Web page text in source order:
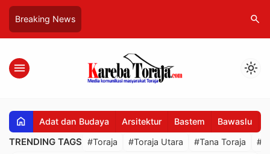
Breaking News search
menu light_mode
home Adat dan Budaya Arsitektur Bastem Bawaslu
TRENDING TAGS #Toraja #Toraja Utara #Tana Toraja